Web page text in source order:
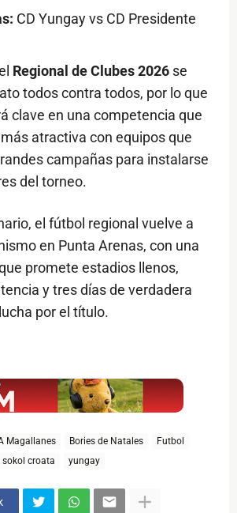
CD Yungay vs CD Presidente
Regional de Clubes 2026 se
todos contra todos, por lo que
clave en una competencia que
más atractiva con equipos que
campañas para instalarse
del torneo.
el fútbol regional vuelve a
en Punta Arenas, con una
promete estadios llenos,
y tres días de verdadera
por el título.
Magallanes Bories de Natales
Futbol
sokol croata yungay